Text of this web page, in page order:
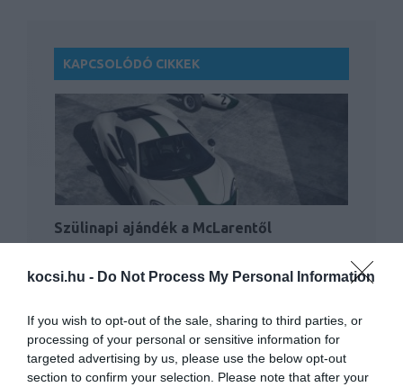
kocsi.hu - Do Not Process My Personal Information
If you wish to opt-out of the sale, sharing to third parties, or
processing of your personal or sensitive information for
targeted advertising by us, please use the below opt-out
section to confirm your selection. Please note that after your
KAPCSOLÓDÓ CIKKEK
Szülinapi ajándék a McLarentől